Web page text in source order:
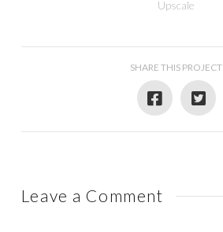
Upscale
SHARE THIS PROJECT
Leave a Comment